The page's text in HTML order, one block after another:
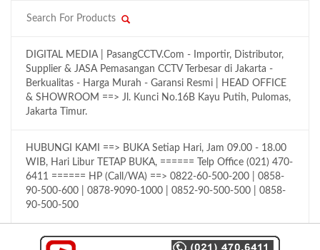
DIGITAL MEDIA | PasangCCTV.Com - Importir, Distributor,
Supplier & JASA Pemasangan CCTV Terbesar di Jakarta -
Berkualitas - Harga Murah - Garansi Resmi | HEAD OFFICE
& SHOWROOM ==> Jl. Kunci No.16B Kayu Putih, Pulomas,
Jakarta Timur.
HUBUNGI KAMI ==> BUKA Setiap Hari, Jam 09.00 - 18.00
WIB, Hari Libur TETAP BUKA, ====== Telp Office (021) 470-
6411 ====== HP (Call/WA) ==> 0822-60-500-200 | 0858-
90-500-600 | 0878-9090-1000 | 0852-90-500-500 | 0858-
90-500-500